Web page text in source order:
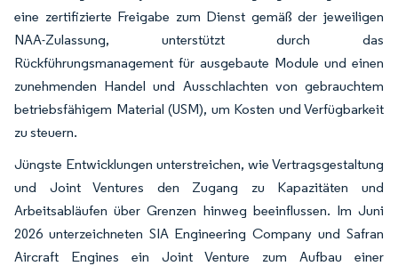
eine zertifizierte Freigabe zum Dienst gemäß der jeweiligen
NAA-Zulassung, unterstützt durch das
Rückführungsmanagement für ausgebaute Module und einen
zunehmenden Handel und Ausschlachten von gebrauchtem
betriebsfähigem Material (USM), um Kosten und Verfügbarkeit
zu steuern.
Jüngste Entwicklungen unterstreichen, wie Vertragsgestaltung
und Joint Ventures den Zugang zu Kapazitäten und
Arbeitsabläufen über Grenzen hinweg beeinflussen. Im Juni
2026 unterzeichneten SIA Engineering Company und Safran
Aircraft Engines ein Joint Venture zum Aufbau einer